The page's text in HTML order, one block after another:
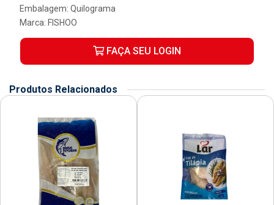
Embalagem: Quilograma
Marca: FISHOO
FAÇA SEU LOGIN
Produtos Relacionados